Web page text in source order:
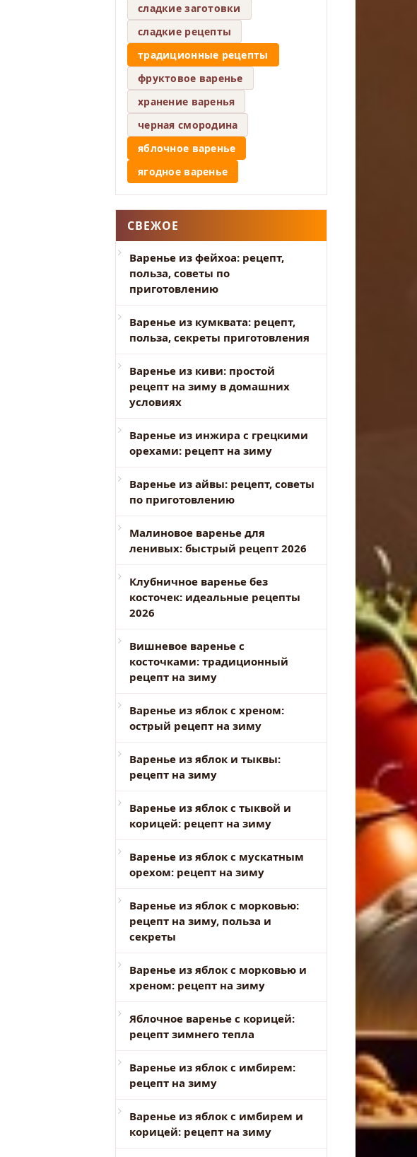
сладкие заготовки
сладкие рецепты
традиционные рецепты
фруктовое варенье
хранение варенья
черная смородина
яблочное варенье
ягодное варенье
СВЕЖОЕ
Варенье из фейхоа: рецепт,
польза, советы по
приготовлению
Варенье из кумквата: рецепт,
польза, секреты приготовления
Варенье из киви: простой
рецепт на зиму в домашних
условиях
Варенье из инжира с грецкими
орехами: рецепт на зиму
Варенье из айвы: рецепт, советы
по приготовлению
Малиновое варенье для
ленивых: быстрый рецепт 2026
Клубничное варенье без
косточек: идеальные рецепты
2026
Вишневое варенье с
косточками: традиционный
рецепт на зиму
Варенье из яблок с хреном:
острый рецепт на зиму
Варенье из яблок и тыквы:
рецепт на зиму
Варенье из яблок с тыквой и
корицей: рецепт на зиму
Варенье из яблок с мускатным
орехом: рецепт на зиму
Варенье из яблок с морковью:
рецепт на зиму, польза и
секреты
Варенье из яблок с морковью и
хреном: рецепт на зиму
Яблочное варенье с корицей:
рецепт зимнего тепла
Варенье из яблок с имбирем:
рецепт на зиму
Варенье из яблок с имбирем и
корицей: рецепт на зиму